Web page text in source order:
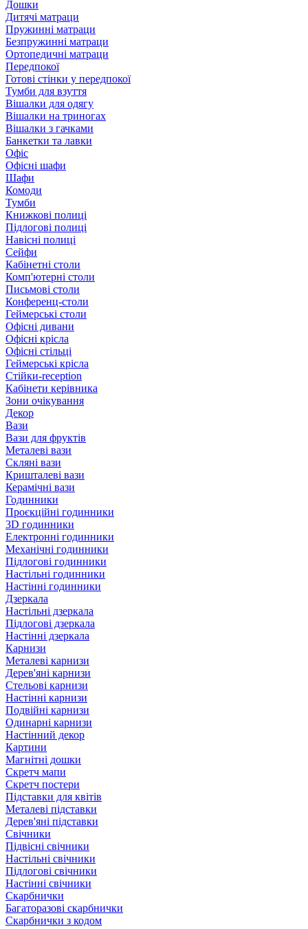
Дошки
Дитячі матраци
Пружинні матраци
Безпружинні матраци
Ортопедичні матраци
Передпокої
Готові стінки у передпокої
Тумби для взуття
Вішалки для одягу
Вішалки на триногах
Вішалки з гачками
Банкетки та лавки
Офіс
Офісні шафи
Шафи
Комоди
Тумби
Книжкові полиці
Підлогові полиці
Навісні полиці
Сейфи
Кабінетні столи
Комп'ютерні столи
Письмові столи
Конференц-столи
Геймерські столи
Офісні дивани
Офісні крісла
Офісні стільці
Геймерські крісла
Стійки-reception
Кабінети керівника
Зони очікування
Декор
Вази
Вази для фруктів
Металеві вази
Скляні вази
Кришталеві вази
Керамічні вази
Годинники
Проєкційні годинники
3D годинники
Електронні годинники
Механічні годинники
Підлогові годинники
Настільні годинники
Настінні годинники
Дзеркала
Настільні дзеркала
Підлогові дзеркала
Настінні дзеркала
Карнизи
Металеві карнизи
Дерев'яні карнизи
Стельові карнизи
Настінні карнизи
Подвійні карнизи
Одинарні карнизи
Настінний декор
Картини
Магнітні дошки
Скретч мапи
Скретч постери
Підставки для квітів
Металеві підставки
Дерев'яні підставки
Свічники
Підвісні свічники
Настільні свічники
Підлогові свічники
Настінні свічники
Скарбнички
Багаторазові скарбнички
Скарбнички з кодом